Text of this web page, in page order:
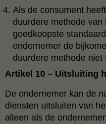
Als de consument
duurdere methode van
goedkoopste
ondernemer de
duurdere methode niet
Artikel 10 – Uitsluiting
De ondernemer kan de
diensten uitsluiten van
alleen als de